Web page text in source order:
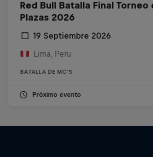
Red Bull Batalla Final Torneo
Plazas 2026
19 Septiembre 2026
Lima, Peru
BATALLA DE MC'S
Próximo evento